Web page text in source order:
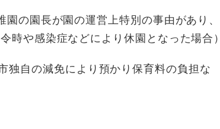
の園長が園の運営上特別の事由があり、
時や感染症などにより休園となった場合）
自の減免により預かり保育料の負担な